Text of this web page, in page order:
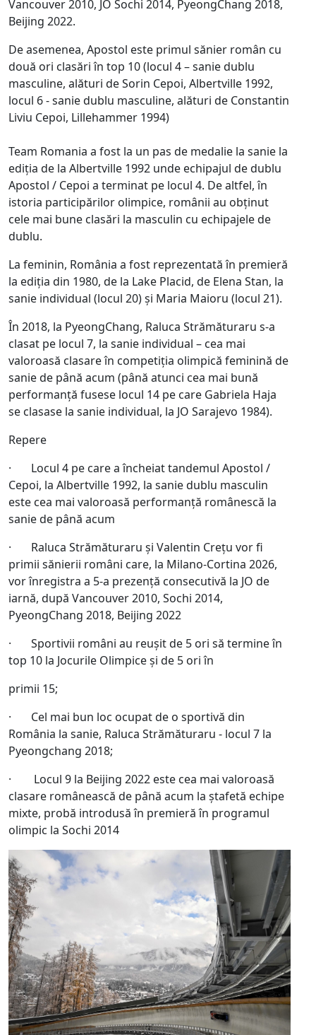
Vancouver 2010, JO Sochi 2014, PyeongChang 2018,
Beijing 2022.
De asemenea, Apostol este primul sănier român cu
două ori clasări în top 10 (locul 4 – sanie dublu
masculine, alături de Sorin Cepoi, Albertville 1992,
locul 6 - sanie dublu masculine, alături de Constantin
Liviu Cepoi, Lillehammer 1994)
Team Romania a fost la un pas de medalie la sanie la
ediția de la Albertville 1992 unde echipajul de dublu
Apostol / Cepoi a terminat pe locul 4. De altfel, în
istoria participărilor olimpice, românii au obținut
cele mai bune clasări la masculin cu echipajele de
dublu.
La feminin, România a fost reprezentată în premieră
la ediția din 1980, de la Lake Placid, de Elena Stan, la
sanie individual (locul 20) și Maria Maioru (locul 21).
În 2018, la PyeongChang, Raluca Strămăturaru s-a
clasat pe locul 7, la sanie individual – cea mai
valoroasă clasare în competiția olimpică feminină de
sanie de până acum (până atunci cea mai bună
performanță fusese locul 14 pe care Gabriela Haja
se clasase la sanie individual, la JO Sarajevo 1984).
Repere
· Locul 4 pe care a încheiat tandemul Apostol /
Cepoi, la Albertville 1992, la sanie dublu masculin
este cea mai valoroasă performanță românescă la
sanie de până acum
· Raluca Strămăturaru și Valentin Crețu vor fi
primii sănierii români care, la Milano-Cortina 2026,
vor înregistra a 5-a prezență consecutivă la JO de
iarnă, după Vancouver 2010, Sochi 2014,
PyeongChang 2018, Beijing 2022
· Sportivii români au reușit de 5 ori să termine în
top 10 la Jocurile Olimpice și de 5 ori în
primii 15;
· Cel mai bun loc ocupat de o sportivă din
România la sanie, Raluca Strămăturaru - locul 7 la
Pyeongchang 2018;
· Locul 9 la Beijing 2022 este cea mai valoroasă
clasare românească de până acum la ștafetă echipe
mixte, probă introdusă în premieră în programul
olimpic la Sochi 2014